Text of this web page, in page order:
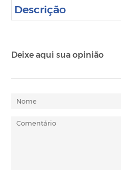
Descrição
Deixe aqui sua opinião